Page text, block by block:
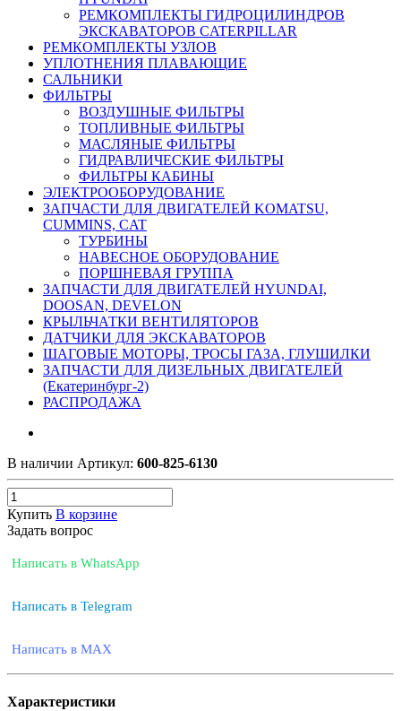
РЕМКОМПЛЕКТЫ ГИДРОЦИЛИНДРОВ
ЭКСКАВАТОРОВ CATERPILLAR
РЕМКОМПЛЕКТЫ УЗЛОВ
УПЛОТНЕНИЯ ПЛАВАЮЩИЕ
САЛЬНИКИ
ФИЛЬТРЫ
ВОЗДУШНЫЕ ФИЛЬТРЫ
ТОПЛИВНЫЕ ФИЛЬТРЫ
МАСЛЯНЫЕ ФИЛЬТРЫ
ГИДРАВЛИЧЕСКИЕ ФИЛЬТРЫ
ФИЛЬТРЫ КАБИНЫ
ЭЛЕКТРООБОРУДОВАНИЕ
ЗАПЧАСТИ ДЛЯ ДВИГАТЕЛЕЙ KOMATSU,
CUMMINS, CAT
ТУРБИНЫ
НАВЕСНОЕ ОБОРУДОВАНИЕ
ПОРШНЕВАЯ ГРУППА
ЗАПЧАСТИ ДЛЯ ДВИГАТЕЛЕЙ HYUNDAI,
DOOSAN, DEVELON
КРЫЛЬЧАТКИ ВЕНТИЛЯТОРОВ
ДАТЧИКИ ДЛЯ ЭКСКАВАТОРОВ
ШАГОВЫЕ МОТОРЫ, ТРОСЫ ГАЗА, ГЛУШИЛКИ
ЗАПЧАСТИ ДЛЯ ДИЗЕЛЬНЫХ ДВИГАТЕЛЕЙ
(Екатеринбург-2)
РАСПРОДАЖА
В наличии Артикул: 600-825-6130
Купить В корзине
Задать вопрос
Написать в WhatsApp
Написать в Telegram
Написать в MAX
Характеристики